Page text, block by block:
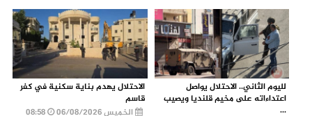
لليوم الثاني.. الاحتلال يواصل
اعتداءاته على مخيم قلنديا ويصيب
...
الاحتلال يهدم بناية سكنية في كفر
قاسم
الخميس 06/08/2026
08:58